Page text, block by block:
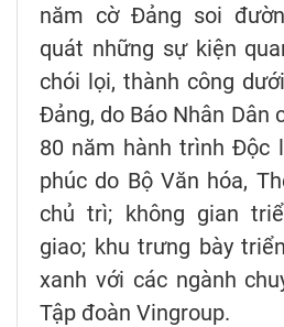
năm cờ Đảng soi
quát những sự kiện
chói lọi, thành công
Đảng, do Báo Nhân Dân
80 năm hành trình Độc
phúc do Bộ Văn hóa,
chủ trì; không gian
giao; khu trưng bày
xanh với các ngành
Tập đoàn Vingroup.